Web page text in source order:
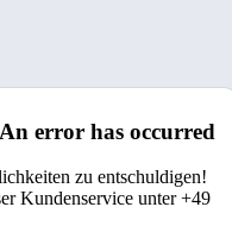
error has occurred
zu entschuldigen!
Kundenservice unter +49